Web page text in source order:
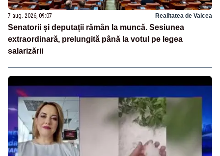
7 aug. 2026, 09:07 Realitatea de Valcea
Senatorii și deputații rămân la muncă. Sesiunea
extraordinară, prelungită până la votul pe legea
salarizării